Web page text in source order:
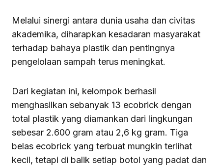
Melalui sinergi antara dunia usaha dan civitas
akademika, diharapkan kesadaran masyarakat
terhadap bahaya plastik dan pentingnya
pengelolaan sampah terus meningkat.
Dari kegiatan ini, kelompok berhasil
menghasilkan sebanyak 13 ecobrick dengan
total plastik yang diamankan dari lingkungan
sebesar 2.600 gram atau 2,6 kg gram. Tiga
belas ecobrick yang terbuat mungkin terlihat
kecil, tetapi di balik setiap botol yang padat dan